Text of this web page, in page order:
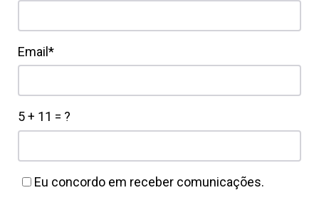
Email*
5 + 11 = ?
Eu concordo em receber comunicações.